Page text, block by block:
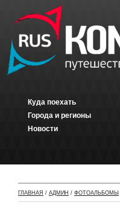
Куда поехать
Города и регионы
Новости
ГЛАВНАЯ / АДМИН / ФОТОАЛЬБОМЫ